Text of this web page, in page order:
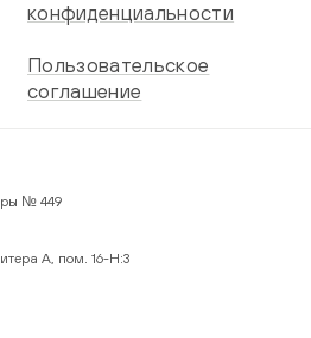
конфиденциальности
Пользовательское
соглашение
№ 449
А, пом. 16-Н:3